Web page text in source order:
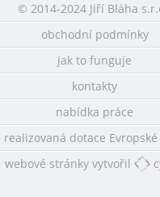
© 2014-2024 Jiří Bláha
obchodní podmínky
jak to funguje
kontakty
nabídka práce
realizovaná dotace
webové stránky vytvořil